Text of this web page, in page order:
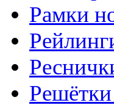
Рамки